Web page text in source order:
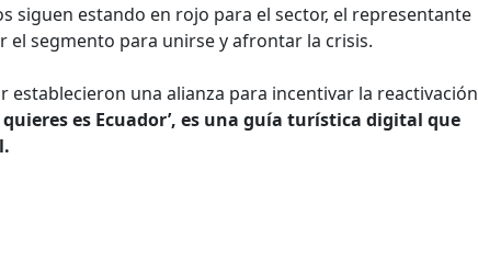
siguen estando en rojo para el sector, el representante
segmento para unirse y afrontar la crisis.
establecieron una alianza para incentivar la reactivación
quieres es Ecuador’, es una guía turística digital que